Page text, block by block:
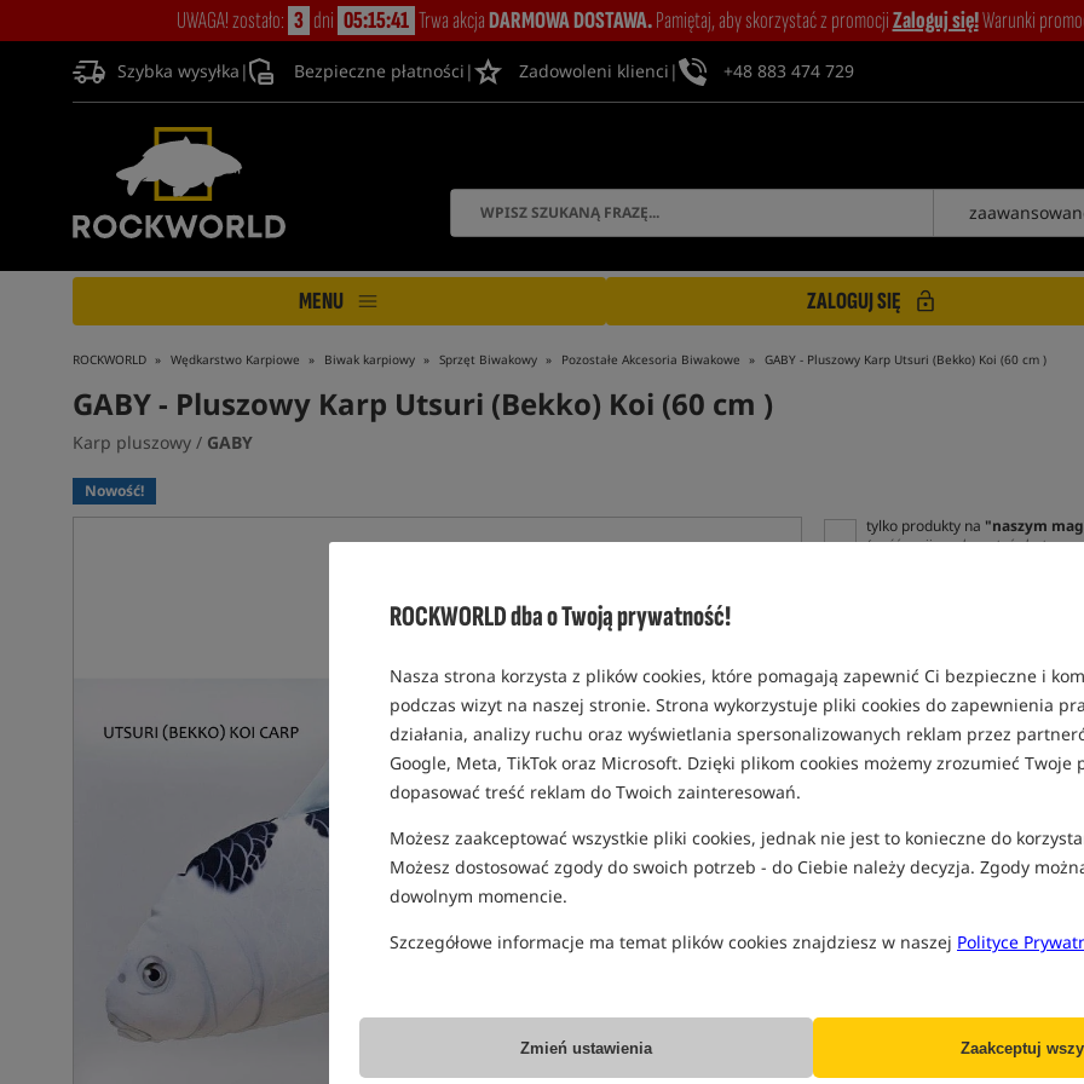
ROCKWORLD dba o Twoją prywatność!
Nasza strona korzysta z plików cookies, które pomagają zapewnić Ci bezpieczne i
podczas wizyt na naszej stronie. Strona wykorzystuje pliki cookies do zapewnienia
działania, analizy ruchu oraz wyświetlania spersonalizowanych reklam przez
Google, Meta, TikTok oraz Microsoft. Dzięki plikom cookies możemy zrozumieć Twoje
dopasować treść reklam do Twoich zainteresowań.
Możesz zaakceptować wszystkie pliki cookies, jednak nie jest to konieczne do
Możesz dostosować zgody do swoich potrzeb - do Ciebie należy decyzja. Zgody
dowolnym momencie.
Szczegółowe informacje ma temat plików cookies znajdziesz w naszej Polityce
Zmień ustawienia Zaakceptuj
UWAGA! zostało: 3 dni 05:15:40 Trwa akcjaDARMOWA DOSTAWA.Pamiętaj, aby skorzystać z promocjiZaloguj się!Warunki
Szybka wysyłka | Bezpieczne płatności | Zadowoleni klienci | +48 883 474 729
MENU ZALOGUJ SIĘ
ROCKWORLD Wędkarstwo Karpiowe Biwak karpiowy Sprzęt Biwakowy Pozostałe Akcesoria Biwakowe GABY - Pluszowy Karp Utsuri (Bekko) Koi (60 cm )
GABY- Pluszowy Karp Utsuri (Bekko) Koi (60 cm )
Karp pluszowy / GABY
Nowość!
tylko produkty na "naszym
(część opcji mogła zostać ukryta
EAN: 200000101756
0,65
SPODZIEWANA WYSYŁKA W
Dostawa już od:7.99 PLN